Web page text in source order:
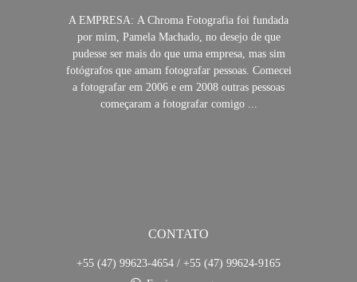
A EMPRESA: A Chroma Fotografia foi fundada
por mim, Pamela Machado, no desejo de que
pudesse ser mais do que uma empresa, mas sim
fotógrafos que amam fotografar pessoas. Comecei
a fotografar em 2006 e em 2008 outras pessoas
começaram a fotografar comigo ...
CONTATO
+55 (47) 99623-4654 / +55 (47) 99624-9165